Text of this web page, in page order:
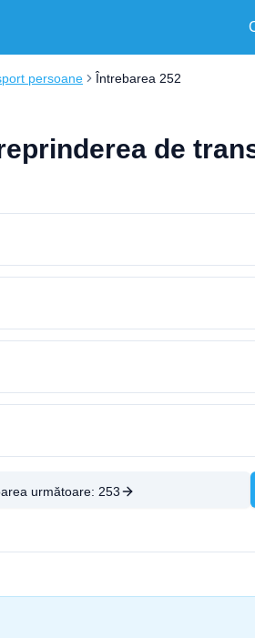
persoane Întrebarea 252
de
următoare: 253